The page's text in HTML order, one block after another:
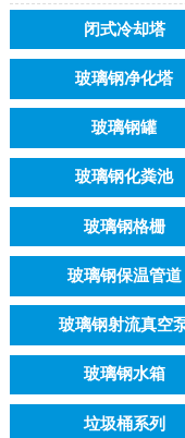
闭式冷却塔
玻璃钢净化塔
玻璃钢罐
玻璃钢化粪池
玻璃钢格栅
玻璃钢保温管道
玻璃钢射流真空
玻璃钢水箱
垃圾桶系列